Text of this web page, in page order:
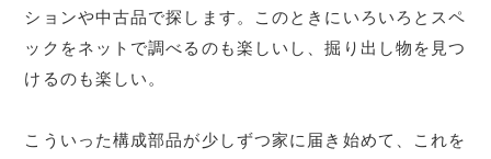
ションや中古品で探します。このときにいろいろとスペ
ックをネットで調べるのも楽しいし、掘り出し物を見つ
けるのも楽しい。
こういった構成部品が少しずつ家に届き始めて、これを